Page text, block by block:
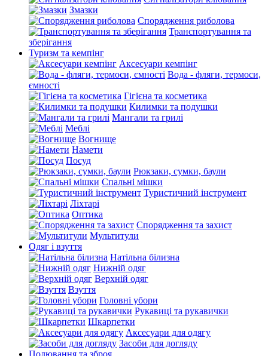
Змазки
Спорядження риболова
Транспортування та
зберігання
Туризм та кемпінг
Аксесуари кемпінг
Вода - фляги, термоси,
ємності
Гігієна та косметика
Килимки та подушки
Мангали та грилі
Меблі
Вогнище
Намети
Посуд
Рюкзаки, сумки, баули
Спальні мішки
Туристичний інструмент
Ліхтарі
Оптика
Спорядження та захист
Мультитули
Одяг і взуття
Натільна білизна
Нижній одяг
Верхній одяг
Взуття
Головні убори
Рукавиці та рукавички
Шкарпетки
Аксесуари для одягу
Засоби для догляду
Полювання та зброя